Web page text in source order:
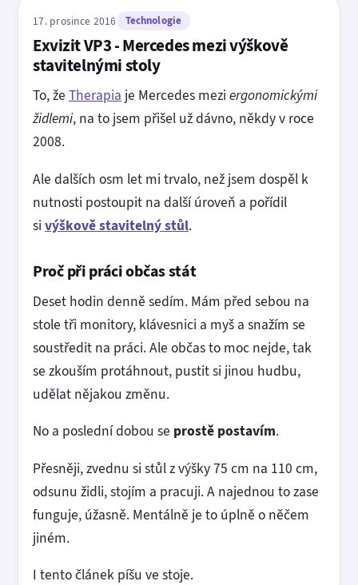
17. prosince 2016 Technologie
Exvizit VP3 - Mercedes mezi výškově
stavitelnými stoly
To, že Therapia je Mercedes mezi ergonomickými
židlemi, na to jsem přišel už dávno, někdy v roce
2008.
Ale dalších osm let mi trvalo, než jsem dospěl k
nutnosti postoupit na další úroveň a pořídil
si výškově stavitelný stůl.
Proč při práci občas stát
Deset hodin denně sedím. Mám před sebou na
stole tři monitory, klávesnici a myš a snažím se
soustředit na práci. Ale občas to moc nejde, tak
se zkouším protáhnout, pustit si jinou hudbu,
udělat nějakou změnu.
No a poslední dobou se prostě postavím.
Přesněji, zvednu si stůl z výšky 75 cm na 110 cm,
odsunu židli, stojím a pracuji. A najednou to zase
funguje, úžasně. Mentálně je to úplně o něčem
jiném.
I tento článek píšu ve stoje.